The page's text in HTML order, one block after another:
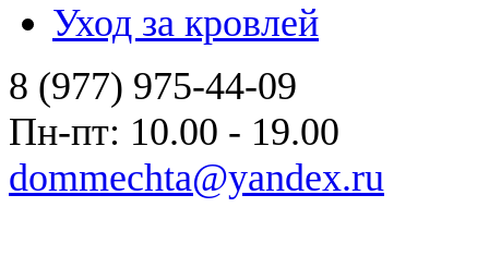
Уход за кровлей
8 (977) 975-44-09
Пн-пт: 10.00 - 19.00
dommechta@yandex.ru